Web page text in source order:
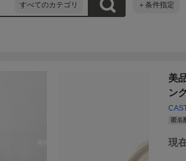
すべてのカテゴリ ＋条件指定
美
ン
匿名
現